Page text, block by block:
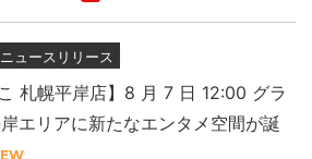
ニュースリリース
札幌平岸店】8 月 7 日 12:00 グラ
エリアに新たなエンタメ空間が誕